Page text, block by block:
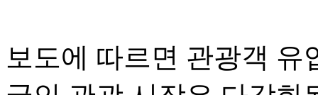
보도에 따르면 관광객